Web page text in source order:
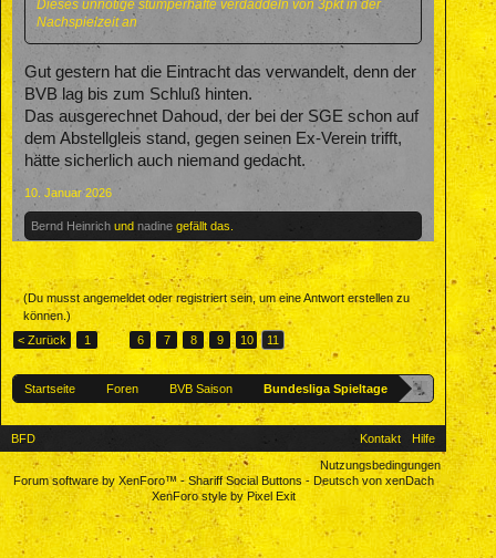
Dieses unnötige stümperhafte verdaddeln von 3pkt in der
Nachspielzeit an
Gut gestern hat die Eintracht das verwandelt, denn der
BVB lag bis zum Schluß hinten.
Das ausgerechnet Dahoud, der bei der SGE schon auf
dem Abstellgleis stand, gegen seinen Ex-Verein trifft,
hätte sicherlich auch niemand gedacht.
10. Januar 2026
Bernd Heinrich und nadine gefällt das.
(Du musst angemeldet oder registriert sein, um eine Antwort erstellen zu
können.)
< Zurück
1 ← 6 7 8 9 10 11
Startseite Foren BVB Saison Bundesliga Spieltage
BFD Kontakt
Hilfe
Nutzungsbedingungen
Forum software by XenForo™-Shariff Social Buttons- Deutsch von xenDach
XenForo style by Pixel Exit